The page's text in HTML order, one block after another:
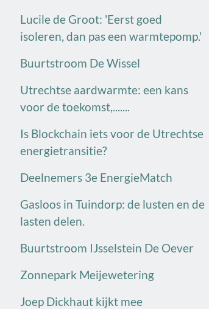
Lucile de Groot: 'Eerst goed
isoleren, dan pas een warmtepomp.'
Buurtstroom De Wissel
Utrechtse aardwarmte: een kans
voor de toekomst,.......
Is Blockchain iets voor de Utrechtse
energietransitie?
Deelnemers 3e EnergieMatch
Gasloos in Tuindorp: de lusten en de
lasten delen.
Buurtstroom IJsselstein De Oever
Zonnepark Meijewetering
Joep Dickhaut kijkt mee